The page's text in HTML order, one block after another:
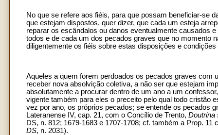
No que se refere aos fiéis, para que possam beneficiar-se
que estejam dispostos, quer dizer, que cada um esteja
reparar os escândalos ou danos eventualmente causados
todos e de cada um dos pecados graves que no momento
diligentemente os fiéis sobre estas disposições e
Aqueles a quem forem perdoados os pecados graves
receber nova absolvição coletiva, a não ser que estejam
absolutamente a procurar dentro de um ano a um
vigente também para eles o preceito pelo qual todo cristão
vez por ano, os próprios pecados; se entende os pecados
Lateranense IV, cap. 21, com o Concílio de Trento, Doutrina
DS, n. 812; 1679-1683 e 1707-1708; cf. também a Prop.
DS, n. 2031).